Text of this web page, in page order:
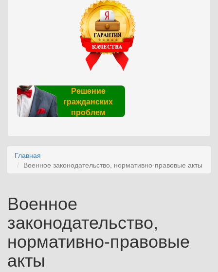
Решение
гражданских
проблем
Главная
Военное законодательство, нормативно-правовые акты
Военное
законодательство,
нормативно-правовые
акты